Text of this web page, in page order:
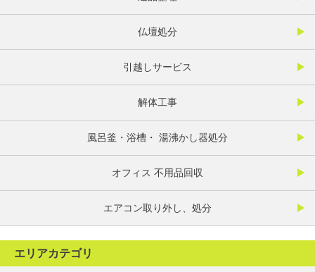
仏壇処分
引越しサービス
解体工事
風呂釜・浴槽・ 湯沸かし器処分
オフィス 不用品回収
エアコン取り外し、処分
エリアカテゴリ